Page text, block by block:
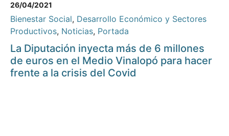
26/04/2021
Bienestar Social, Desarrollo Económico y Sectores
Productivos, Noticias, Portada
La Diputación inyecta más de 6 millones
de euros en el Medio Vinalopó para hacer
frente a la crisis del Covid